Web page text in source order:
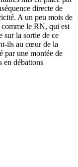
directe de
A un peu mois de
comme le RN, qui est
sur la sortie de ce
ils au cœur de la
par une montée de
en débattons